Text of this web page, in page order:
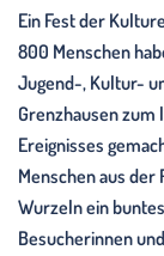
Ein Fest der
800 Menschen
Jugend-, Kultur-
Grenzhausen
Ereignisses
Menschen aus
Wurzeln ein
Besucherinnen